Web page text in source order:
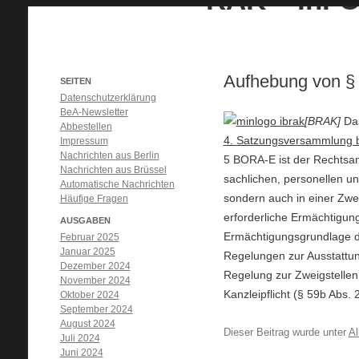
Aufhebung von
[BRAK]
4. Satzungsversammlung
5 BORA-E ist der
sachlichen, personellen
sondern auch in einer
erforderliche
Ermächtigungsgrundlage
Regelungen zur
Regelung zur
Kanzleipflicht (§ 59b Abs.
Dieser Beitrag wurde unter
SEITEN
Datenschutzerklärung
BeA-Newsletter
Abbestellen
Impressum
Nachrichten aus Berlin
Nachrichten aus Brüssel
Automatische Nachrichten
Häufige Fragen
AUSGABEN
Februar 2025
Januar 2025
Dezember 2024
November 2024
Oktober 2024
September 2024
August 2024
Juli 2024
Juni 2024